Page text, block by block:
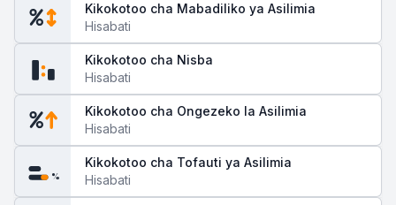
Kikokotoo cha Mabadiliko ya Asilimia
Hisabati
Kikokotoo cha Nisba
Hisabati
Kikokotoo cha Ongezeko la Asilimia
Hisabati
%
Kikokotoo cha Tofauti ya Asilimia
Hisabati